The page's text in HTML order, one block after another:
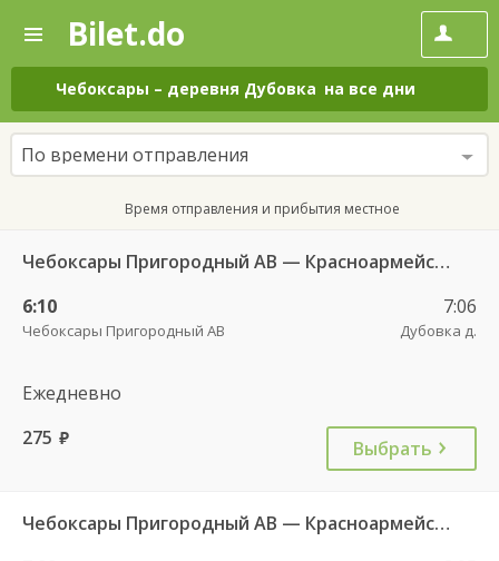
—
Поиск
и
покупка
билетов
на
автобус
онлайн
Bilet.do
Чебоксары – деревня Дубовка на все дни
По времени отправления
Время отправления и прибытия местное
Чебоксары Пригородный АВ — Красноармейское с. ДКП 121
6:10
Чебоксары Пригородный АВ
7:06
Дубовка д.
Ежедневно
275 руб. Выбрать
Чебоксары Пригородный АВ — Красноармейское с. ДКП 121